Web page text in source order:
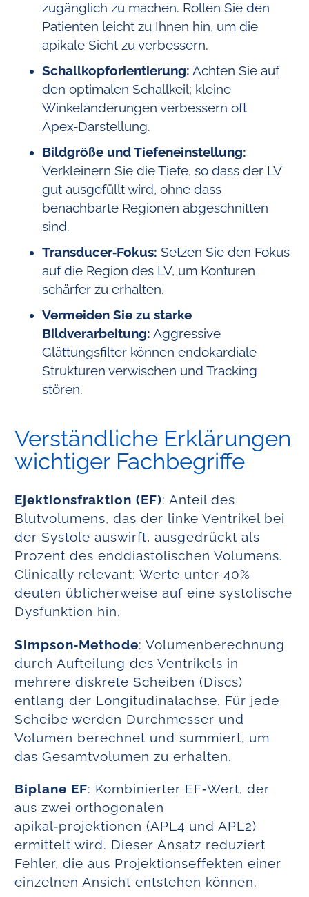
zugänglich zu machen. Rollen Sie den
Patienten leicht zu Ihnen hin, um die
apikale Sicht zu verbessern.
Schallkopforientierung: Achten Sie auf
den optimalen Schallkeil; kleine
Winkeländerungen verbessern oft
Apex‑Darstellung.
Bildgröße und Tiefeneinstellung:
Verkleinern Sie die Tiefe, so dass der LV
gut ausgefüllt wird, ohne dass
benachbarte Regionen abgeschnitten
sind.
Transducer‑Fokus: Setzen Sie den Fokus
auf die Region des LV, um Konturen
schärfer zu erhalten.
Vermeiden Sie zu starke
Bildverarbeitung: Aggressive
Glättungsfilter können endokardiale
Strukturen verwischen und Tracking
stören.
Verständliche Erklärungen
wichtiger Fachbegriffe
Ejektionsfraktion (EF): Anteil des
Blutvolumens, das der linke Ventrikel bei
der Systole auswirft, ausgedrückt als
Prozent des enddiastolischen Volumens.
Clinically relevant: Werte unter 40%
deuten üblicherweise auf eine systolische
Dysfunktion hin.
Simpson‑Methode: Volumenberechnung
durch Aufteilung des Ventrikels in
mehrere diskrete Scheiben (Discs)
entlang der Longitudinalachse. Für jede
Scheibe werden Durchmesser und
Volumen berechnet und summiert, um
das Gesamtvolumen zu erhalten.
Biplane EF: Kombinierter EF‑Wert, der
aus zwei orthogonalen
apikal‑projektionen (APL4 und APL2)
ermittelt wird. Dieser Ansatz reduziert
Fehler, die aus Projektionseffekten einer
einzelnen Ansicht entstehen können.